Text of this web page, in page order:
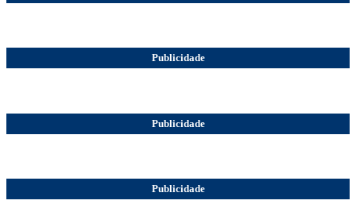
Publicidade
Publicidade
Publicidade